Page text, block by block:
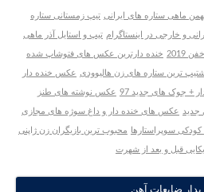
ماهی ستاره های ایرانی تیپ زمستانی ستاره
و خارجی در اینستاگرام تیپ و استایل آذر ماهی
خنده دارترین عکس های فتوشاپ شده
ترین ستاره های زن هالیوودی عکس خنده دار
+ جوک های جدید 97 عکس نوشته های طنز
عکس های خنده دار و داغ سوژه های مجازی
سوپراستارها محبوب ترین بازیگران زن ژاپنی
قبل و بعد از شهرت
ضایعات آهن